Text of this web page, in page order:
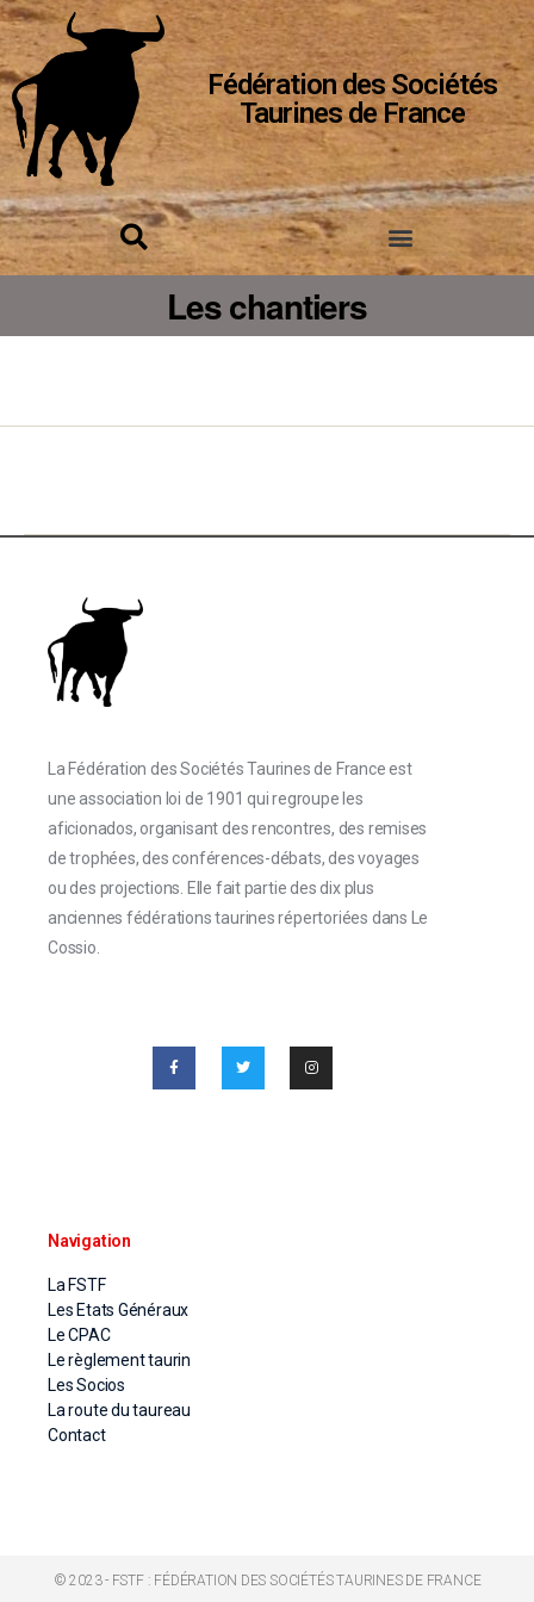
Fédération des Sociétés
Taurines de France
Les chantiers
La Fédération des Sociétés Taurines de France est
une association loi de 1901 qui regroupe les
aficionados, organisant des rencontres, des remises
de trophées, des conférences-débats, des voyages
ou des projections. Elle fait partie des dix plus
anciennes fédérations taurines répertoriées dans Le
Cossio.
Navigation
La FSTF
Les Etats Généraux
Le CPAC
Le règlement taurin
Les Socios
La route du taureau
Contact
© 2023 - FSTF : FÉDÉRATION DES SOCIÉTÉS TAURINES DE FRANCE